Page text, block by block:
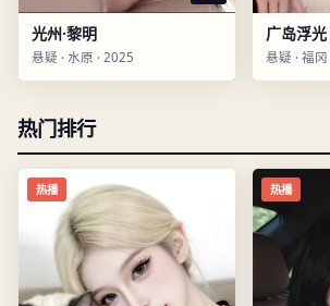
光州·黎明
悬疑 · 水原 · 2025
广岛浮光
悬疑 · 福冈
热门排行
热播 热播